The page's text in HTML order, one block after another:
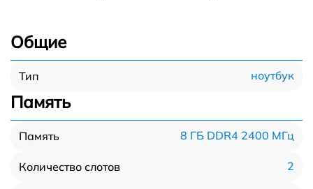
Общие
Тип ноутбук
Память
Память 8 ГБ DDR4 2400 МГц
Количество слотов 2